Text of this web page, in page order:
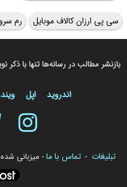
سی پی ارزان کالاف موبایل رم
بازنشر مطالب در رسانه‌ها تنها با ذکر
اندروید اپل
تبلیغات - تماس با ما- میزبانی